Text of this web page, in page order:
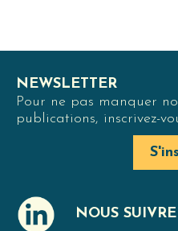
NEWSLETTER
Pour ne pas manquer
publications, inscrivez-
NOUS SUIVRE